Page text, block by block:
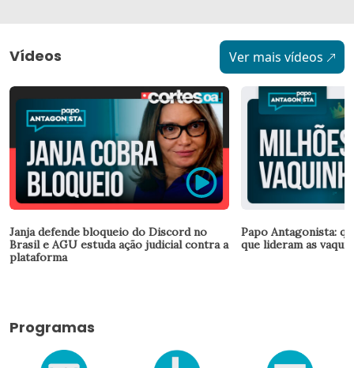
Vídeos Ver mais vídeos
Janja defende bloqueio do Discord no
Brasil e AGU estuda ação judicial contra a
plataforma
Papo Antagonista:
que lideram as
Programas